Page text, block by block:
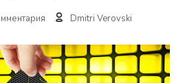
Dmitri Verovski